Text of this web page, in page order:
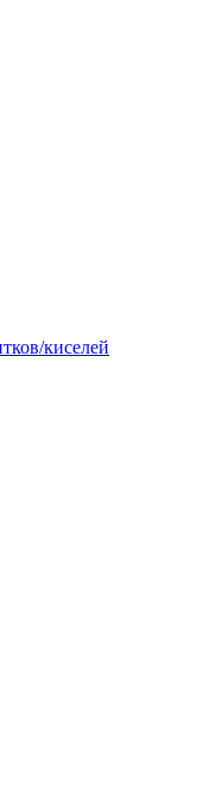
киселей